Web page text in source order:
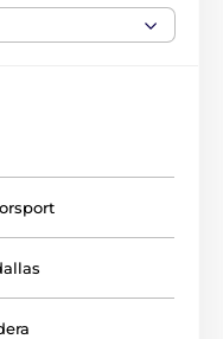
noble, impresionante y
de hasta 9 cm.
para pedidos al por
video a continuación
reconocimientos de